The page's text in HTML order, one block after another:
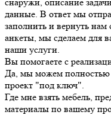
данные. В ответ мы
заполнить и вернуть
анкеты, мы сделаем для
наши услуги.
Вы помогаете с
Да, мы можем полностью
проект "под ключ".
Где мне взять мебель,
материалы по вашему